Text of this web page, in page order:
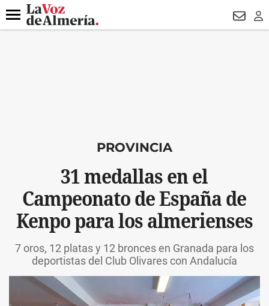
DESTACADO DRON UDA
Menú
PROVINCIA
31 medallas en el
Campeonato de España de
Kenpo para los almerienses
7 oros, 12 platas y 12 bronces en Granada para los
deportistas del Club Olivares con Andalucía